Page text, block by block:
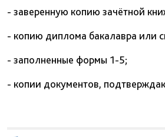
- заверенную копию зачётной
- копию диплома бакалавра или
- заполненные формы 1-5;
- копии документов,